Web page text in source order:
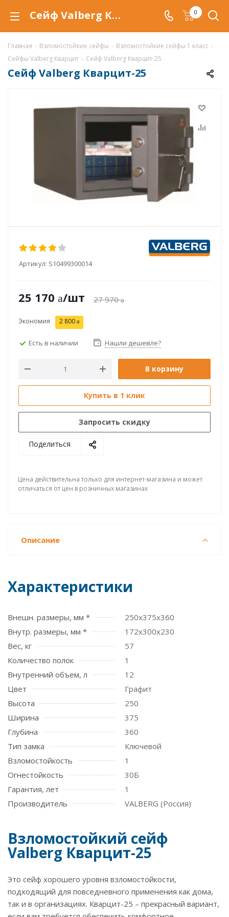
Сейф Valberg Кварцит-25, взломостойкий сейф Кварцит-25 купить со скидкой по низкой цене в интернет-магазине ValbergSafe.ru 0
Главная - Взломостойкие сейфы - Взломостойкие сейфы 1 класс -
Сейфы Valberg Кварцит - Сейф Valberg Кварцит-25
Сейф Valberg Кварцит-25
Артикул: S10499300014
25 170 /шт 27 970
Экономия 2 800
Есть в наличии Нашли дешевле?
В корзину
Купить в 1 клик
Запросить скидку
Поделиться
Цена действительна только для интернет-магазина и может
отличаться от цен в розничных магазинах
Описание
Характеристики
Внешн. размеры, мм *
250x375x360
Внутр. размеры, мм *
172x300x230
Вес, кг
57
Количество полок
1
Внутренний объем, л
12
Цвет
Графит
Высота
250
Ширина
375
Глубина
360
Тип замка
Ключевой
Взломостойкость
1
Огнестойкость
30Б
Гарантия, лет
1
Производитель
VALBERG (Россия)
Взломостойкий сейф
Valberg Кварцит-25
Это сейф хорошего уровня взломостойкости,
подходящий для повседневного применения как дома,
так и в организациях. Кварцит-25 – прекрасный вариант,